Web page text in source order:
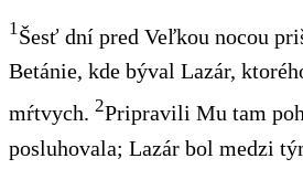
1Šesť dní pred Veľkou nocou
Betánie, kde býval Lazár,
mŕtvych. 2Pripravili Mu tam
posluhovala; Lazár bol medzi